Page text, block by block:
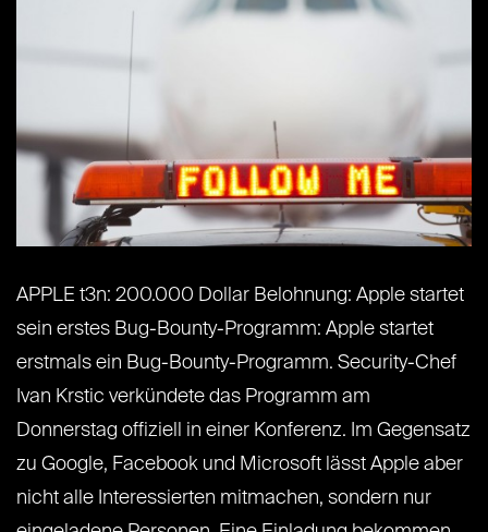
APPLE t3n: 200.000 Dollar Belohnung: Apple startet
sein erstes Bug-Bounty-Programm: Apple startet
erstmals ein Bug-Bounty-Programm. Security-Chef
Ivan Krstic verkündete das Programm am
Donnerstag offiziell in einer Konferenz. Im Gegensatz
zu Google, Facebook und Microsoft lässt Apple aber
nicht alle Interessierten mitmachen, sondern nur